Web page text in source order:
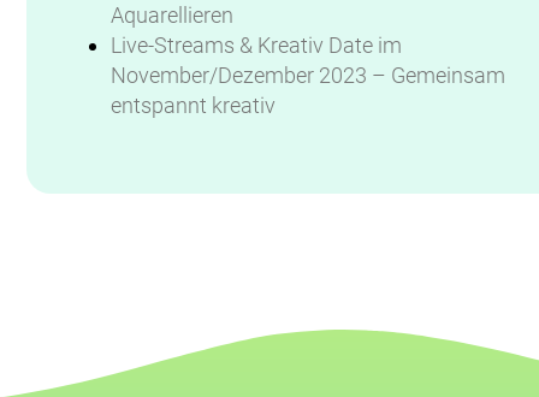
Aquarellieren
Live-Streams & Kreativ Date im
November/Dezember 2023 – Gemeinsam
entspannt kreativ